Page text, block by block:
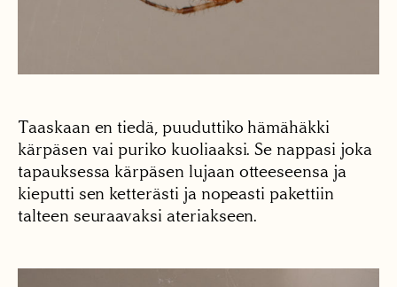
Taaskaan en tiedä, puuduttiko hämähäkki
kärpäsen vai puriko kuoliaaksi. Se nappasi joka
tapauksessa kärpäsen lujaan otteeseensa ja
kieputti sen ketterästi ja nopeasti pakettiin
talteen seuraavaksi ateriakseen.